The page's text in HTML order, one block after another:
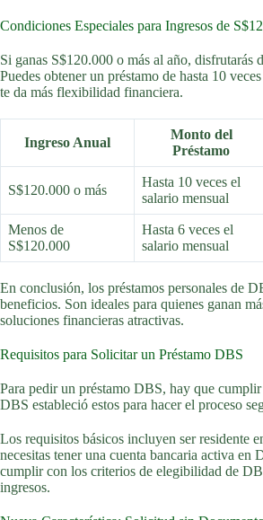
Condiciones Especiales para Ingresos de
Si ganas S$120.000 o más al año, disfrutarás
Puedes obtener un préstamo de hasta 10
te da más flexibilidad financiera.
Ingreso Anual
Monto del
Préstamo
S$120.000 o más
Hasta 10 veces el
salario mensual
Menos de
S$120.000
Hasta 6 veces el
salario mensual
En conclusión, los préstamos personales de
beneficios. Son ideales para quienes ganan
soluciones financieras atractivas.
Requisitos para Solicitar un Préstamo DBS
Para pedir un préstamo DBS, hay que
DBS estableció estos para hacer el proceso
Los requisitos básicos incluyen ser residente
necesitas tener una cuenta bancaria activa en
cumplir con los criterios de elegibilidad de
ingresos.